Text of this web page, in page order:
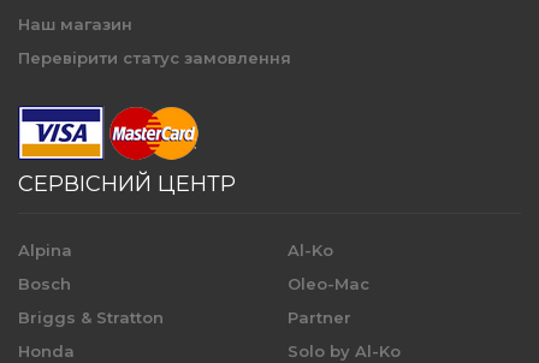
Наш магазин
Перевірити статус замовлення
СЕРВІСНИЙ ЦЕНТР
Alpina
Bosch
Briggs & Stratton
Honda
Al-Ko
Oleo-Mac
Partner
Solo by Al-Ko